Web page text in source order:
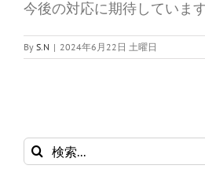
今後の対応に期待しています
By S.N | 2024年6月22日 土曜日
検
索